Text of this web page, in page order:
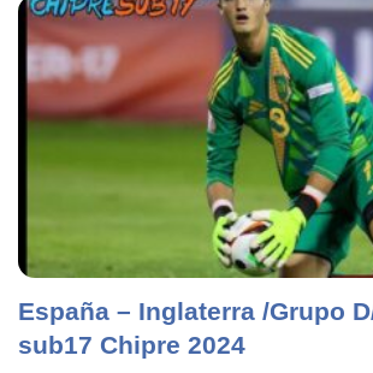
España – Inglaterra /Grupo
sub17 Chipre 2024